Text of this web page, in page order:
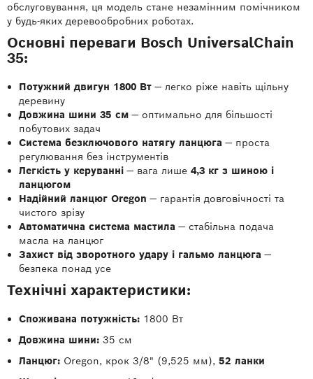
обслуговування, ця модель стане незамінним помічником
у будь-яких деревообробних роботах.
Основні переваги Bosch UniversalChain
35:
Потужний двигун 1800 Вт — легко ріже навіть щільну
деревину
Довжина шини 35 см — оптимально для більшості
побутових задач
Система безключового натягу ланцюга — проста
регулювання без інструментів
Легкість у керуванні — вага лише 4,3 кг з шиною і
ланцюгом
Надійний ланцюг Oregon — гарантія довговічності та
чистого зрізу
Автоматична система мастила — стабільна подача
масла на ланцюг
Захист від зворотного удару і гальмо ланцюга —
безпека понад усе
Технічні характеристики:
Споживана потужність: 1800 Вт
Довжина шини: 35 см
Ланцюг: Oregon, крок 3/8" (9,525 мм), 52 ланки